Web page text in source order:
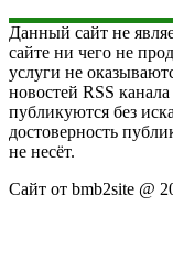
Данный сайт не
сайте ни чего не
услуги не
новостей RSS
публикуются без
достоверность
не несёт.
Сайт от bmb2site @